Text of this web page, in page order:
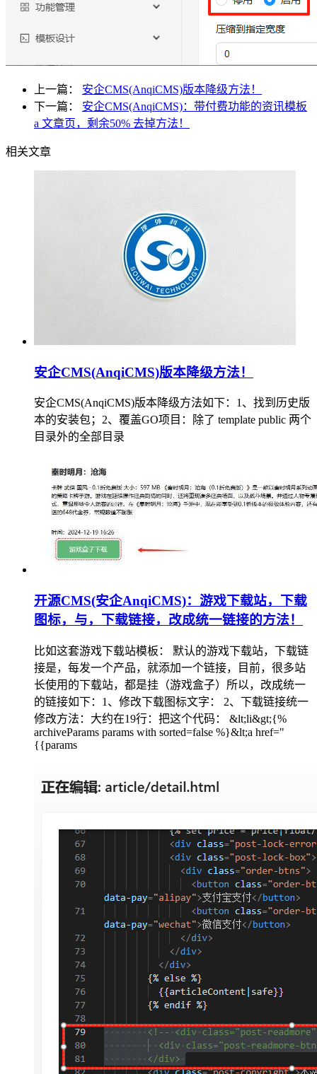
上一篇： 安企CMS(AnqiCMS)版本降级方法！
下一篇： 安企CMS(AnqiCMS)：带付费功能的资讯模板
a 文章页，剩余50% 去掉方法！
相关文章
安企CMS(AnqiCMS)版本降级方法！
安企CMS(AnqiCMS)版本降级方法如下：1、找到历史版
本的安装包；2、覆盖GO项目：除了 template public 两个
目录外的全部目录
开源CMS(安企AnqiCMS)：游戏下载站，下载
图标，与，下载链接，改成统一链接的方法！
比如这套游戏下载站模板： 默认的游戏下载站，下载链
接是，每发一个产品，就添加一个链接，目前，很多站
长使用的下载站，都是挂（游戏盒子）所以，改成统一
的链接如下：1、修改下载图标文字： 2、下载链接统一
修改方法：大约在19行：把这个代码： &lt;li&gt;{%
archiveParams params with sorted=false %}&lt;a href="
{{params